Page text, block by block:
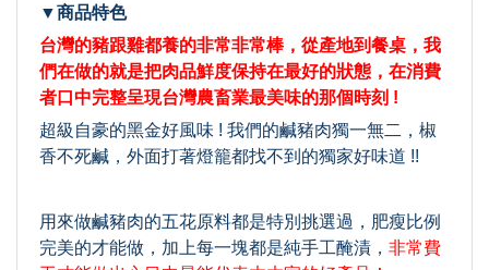
▼商品特色
台灣的豬跟雞都養的非常非常棒，從產地到餐桌，我
們在做的就是把肉品鮮度保持在最好的狀態，在消費
者口中完整呈現台灣農畜業最美味的那個時刻 !
超級自豪的黑金好風味 ! 我們的鹹豬肉獨一無二，椒
香不死鹹，外面打著燈籠都找不到的獨家好味道 !!
用來做鹹豬肉的五花原料都是特別挑選過，肥瘦比例
完美的才能做，加上每一塊都是純手工醃漬， 非常費